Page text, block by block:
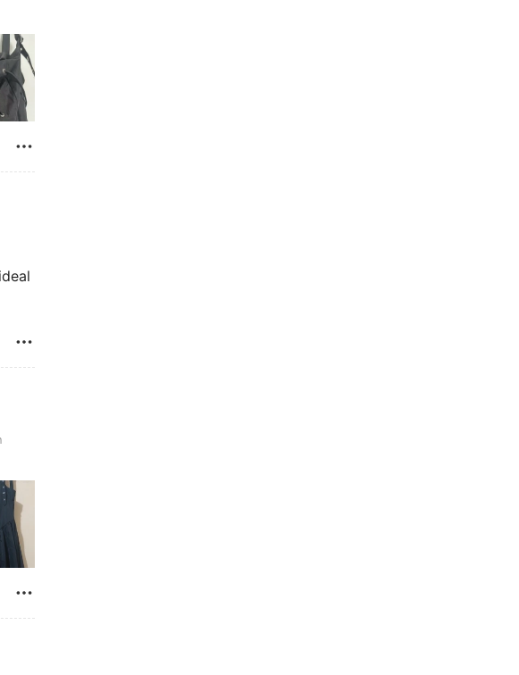
Caderas: 90 cm / 35 in, Forma del cuerpo: Rectángulo, Color: Negro, Talla: S